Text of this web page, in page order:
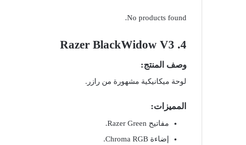
No products found.
4.
Razer BlackWidow V3
وصف المنتج:
لوحة ميكانيكية مشهورة من رازر.
المميزات:
مفاتيح Razer Green.
إضاءة Chroma RGB.